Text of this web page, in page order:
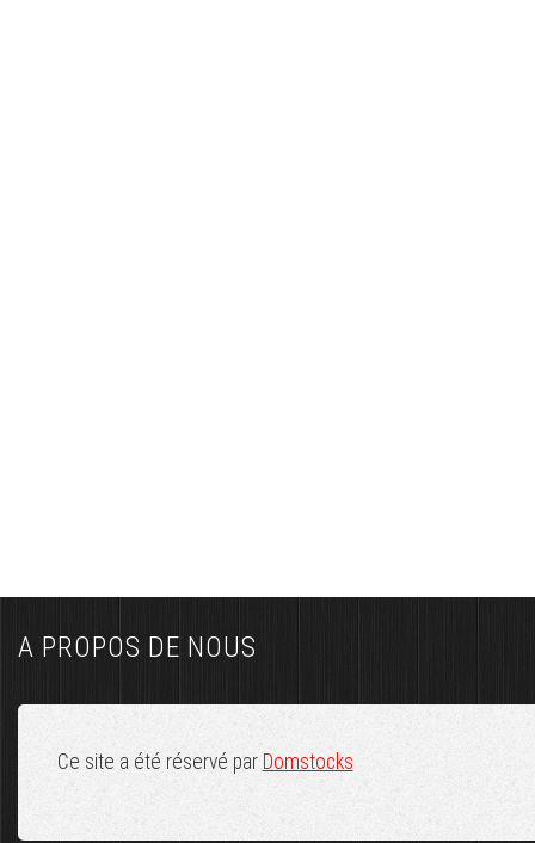
A PROPOS DE NOUS
Ce site a été réservé par Domstocks